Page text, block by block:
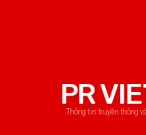
PR
Thông tin truyền thông